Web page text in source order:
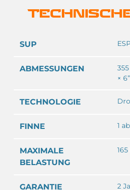
SUP
ABMESSUNGEN
355
× 6”
TECHNOLOGIE
FINNE 1
MAXIMALE
BELASTUNG
GARANTIE 2